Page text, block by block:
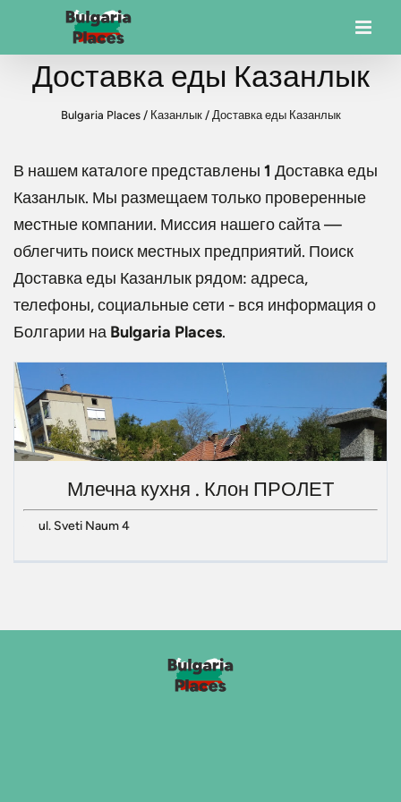
Доставка еды Казанлык
Bulgaria Places/ Казанлык/ Доставка еды Казанлык
В нашем каталоге представлены 1 Доставка еды
Казанлык. Мы размещаем только проверенные
местные компании. Миссия нашего сайта —
облегчить поиск местных предприятий. Поиск
Доставка еды Казанлык рядом: адреса,
телефоны, социальные сети - вся информация о
Болгарии на Bulgaria Places.
Млечна кухня . Клон ПРОЛЕТ
ul. Sveti Naum 4